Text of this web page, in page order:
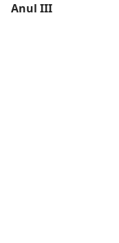
Anul III